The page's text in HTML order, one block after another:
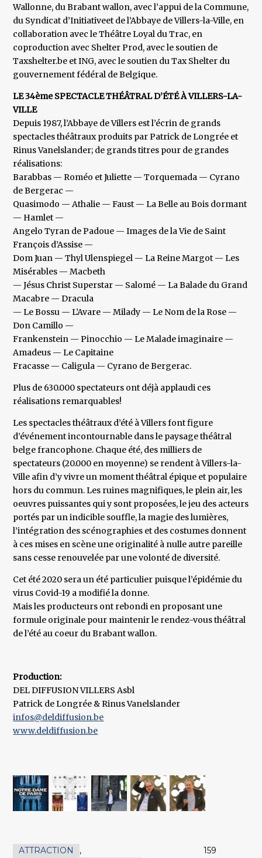
Wallonne, du Brabant wallon, avec l’appui de la Commune,
du Syndicat d’Initiativeet de l’Abbaye de Villers-la-Ville, en
collaboration avec le Théâtre Loyal du Trac, en
coproduction avec Shelter Prod, avec le soutien de
Taxshelter.be et ING, avec le soutien du Tax Shelter du
gouvernement fédéral de Belgique.
LE 34ème SPECTACLE THÉÂTRAL D’ÉTÉ À VILLERS-LA-
VILLE
Depuis 1987, l’Abbaye de Villers est l’écrin de grands
spectacles théâtraux produits par Patrick de Longrée et
Rinus Vanelslander; de grands titres pour de grandes
réalisations:
Barabbas — Roméo et Juliette — Torquemada — Cyrano
de Bergerac —
Quasimodo — Athalie — Faust — La Belle au Bois dormant
— Hamlet —
Angelo Tyran de Padoue — Images de la Vie de Saint
François d’Assise —
Dom Juan — Thyl Ulenspiegel — La Reine Margot — Les
Misérables — Macbeth
— Jésus Christ Superstar — Salomé — La Balade du Grand
Macabre — Dracula
— Le Bossu — L’Avare — Milady — Le Nom de la Rose —
Don Camillo —
Frankenstein — Pinocchio — Le Malade imaginaire —
Amadeus — Le Capitaine
Fracasse — Caligula — Cyrano de Bergerac.
Plus de 630.000 spectateurs ont déjà applaudi ces
réalisations remarquables!
Les spectacles théâtraux d’été à Villers font figure
d’événement incontournable dans le paysage théâtral
belge francophone. Chaque été, des milliers de
spectateurs (20.000 en moyenne) se rendent à Villers-la-
Ville afin d’y vivre un moment théâtral épique et populaire
hors du commun. Les ruines magnifiques, le plein air, les
oeuvres puissantes qui y sont proposées, le jeu des acteurs
portés par un indicible souffle, la magie des lumières,
l’intégration des scénographies et des costumes donnent
à ces mises en scène une originalité à nulle autre pareille
sans cesse renouvelée par une volonté de diversité.
Cet été 2020 sera un été particulier puisque l’épidémie du
virus Covid-19 a modifié la donne.
Mais les producteurs ont rebondi en proposant une
formule originale pour maintenir le rendez-vous théâtral
de l’été au coeur du Brabant wallon.
Production:
DEL DIFFUSION VILLERS Asbl
Patrick de Longrée & Rinus Vanelslander
infos@deldiffusion.be
www.deldiffusion.be
ATTRACTION , 159